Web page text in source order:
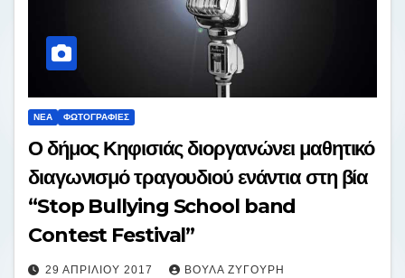
ΝΈΑ ΦΩΤΟΓΡΑΦΊΕΣ
Ο δήμος Κηφισιάς διοργανώνει μαθητικό
διαγωνισμό τραγουδιού ενάντια στη βία
“Stop Bullying School band
Contest Festival”
29 ΑΠΡΙΛΊΟΥ 2017 ΒΟΎΛΑ ΖΥΓΟΎΡΗ